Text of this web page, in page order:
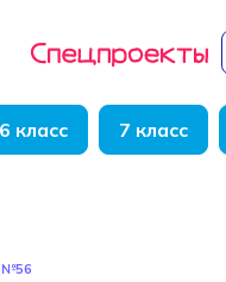
6 класс 7 класс